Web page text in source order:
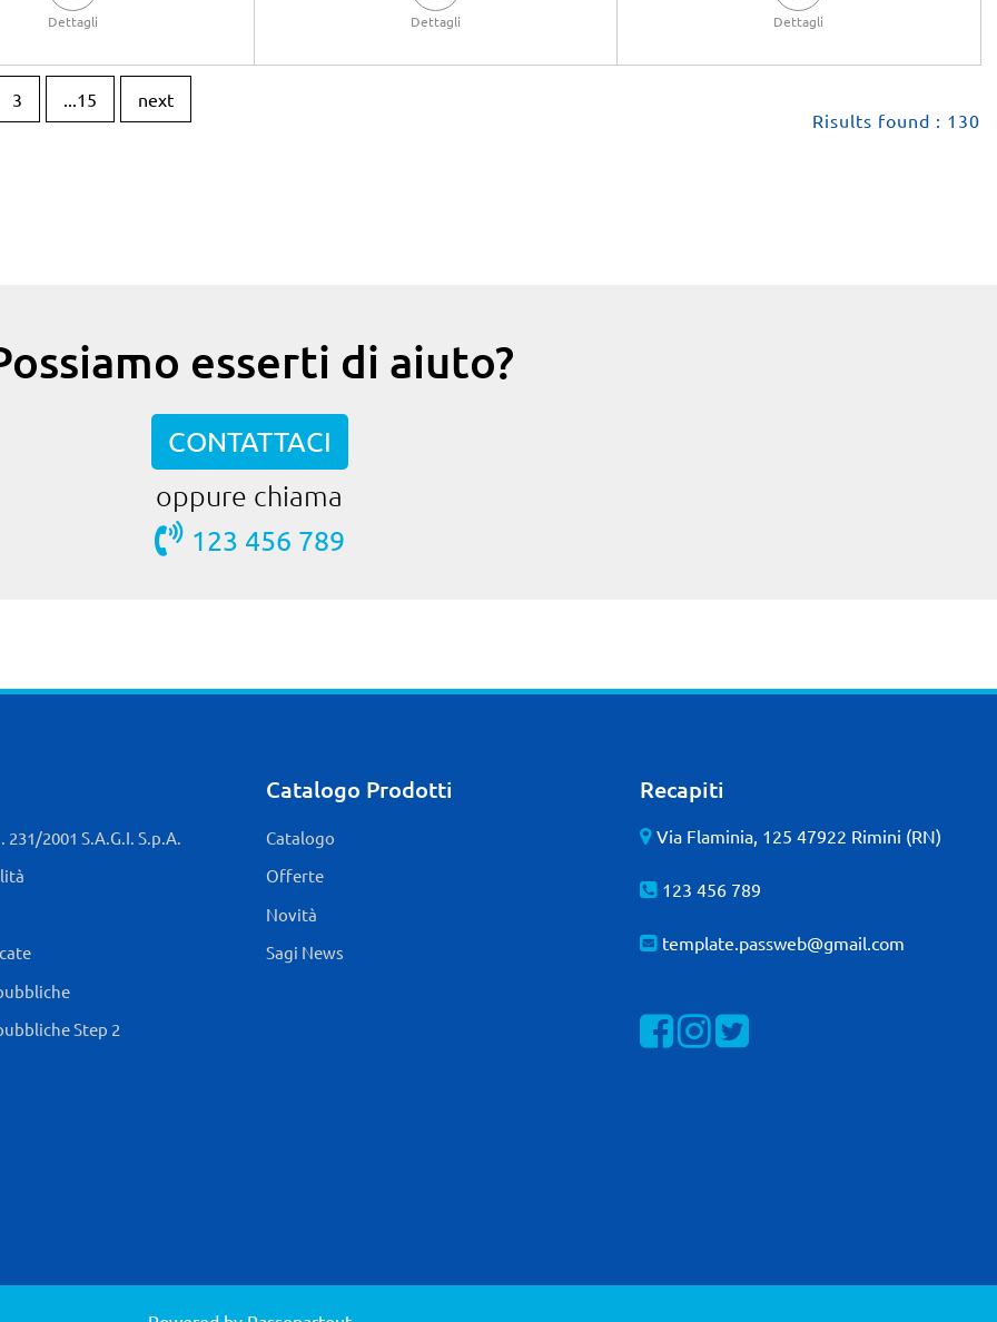
Dettagli Dettagli Dettagli
Risults found : 130
3 ...15 next
esserti di aiuto?
CONTATTACI
oppure chiama
123 456 789
2001 S.A.G.I. S.p.A.
Step 2
Catalogo Prodotti
Catalogo
Offerte
Novità
Sagi News
Recapiti
Via Flaminia, 125 47922 Rimini (RN)
123 456 789
template.passweb@gmail.com
Visualizza la nostra pagina Facebook
Visualizza il nostro profilo
Visualizza il nostro profilo